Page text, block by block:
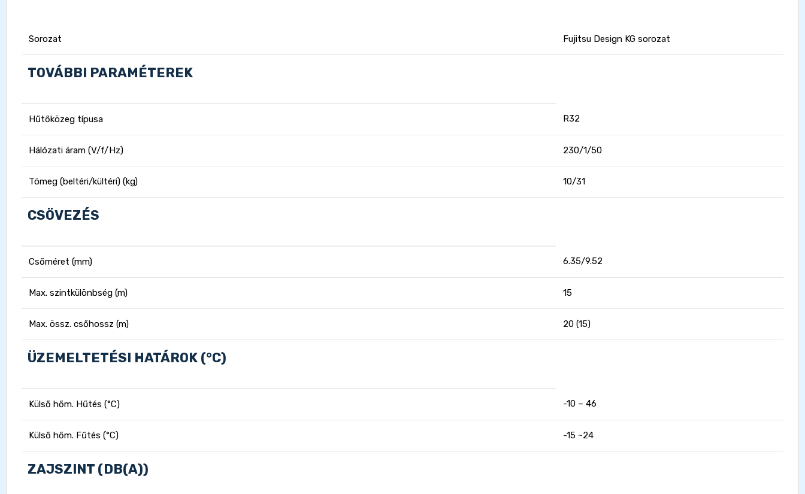
Sorozat Fujitsu Design KG sorozat
TOVÁBBI PARAMÉTEREK
Hűtőközeg típusa R32
Hálózati áram (V/f/Hz) 230/1/50
Tömeg (beltéri/kültéri) (kg) 10/31
CSÖVEZÉS
Csőméret (mm) 6.35/9.52
Max. szintkülönbség (m) 15
Max. össz. csőhossz (m) 20 (15)
ÜZEMELTETÉSI HATÁROK (°C)
Külső hőm. Hűtés (°C) -10 – 46
Külső hőm. Fűtés (°C) -15 ~24
ZAJSZINT (DB(A))